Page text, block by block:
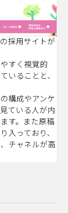
採用サイトが
すく視覚的
いることと、
構成やアンケ
ている人が内
す。また原稿
入っており、
チャネルが高